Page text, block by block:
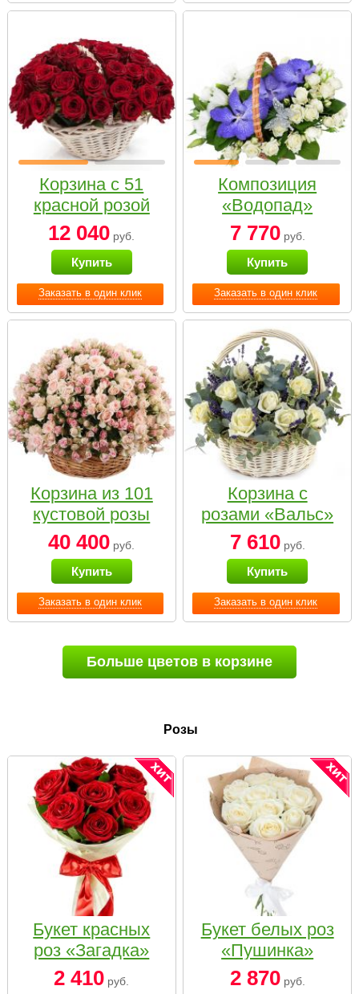
Заказать в один клик
Корзина с 51
красной розой
12 040 руб.
Купить
Заказать в один клик
Композиция
«Водопад»
7 770руб.
Купить
Заказать в один клик
Корзина из 101
кустовой розы
нежных тонов
40 400 руб.
Купить
Заказать в один клик
Корзина с
розами «Вальс»
7 610руб.
Купить
Больше цветов в корзине
Розы
Букет красных
роз «Загадка»
2 410 руб.
Букет белых роз
«Пушинка»
2 870руб.